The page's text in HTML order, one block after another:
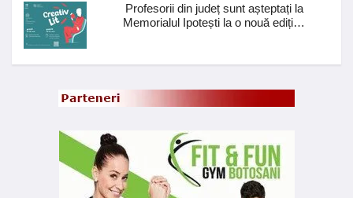
Profesorii din județ sunt așteptați la
Memorialul Ipotești la o nouă ediți…